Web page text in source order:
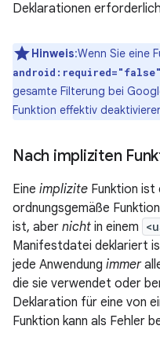
Deklarationen
Hinweis:Wenn Sie eine
android:required="false"
gesamte Filterung bei
Funktion effektiv
Nach impliziten
Eine implizite Funktion ist
ordnungsgemäße
ist, aber nicht in einem
Manifestdatei deklariert
jede Anwendung immer
die sie verwendet oder
Deklaration für eine von
Funktion kann als Fehler